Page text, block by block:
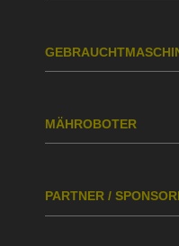
MÄHROBOTER
PARTNER /